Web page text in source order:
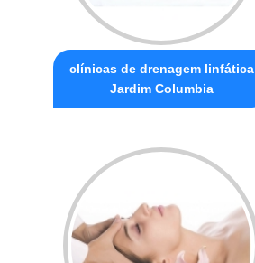
clínicas de drenagem linfática
Jardim Columbia